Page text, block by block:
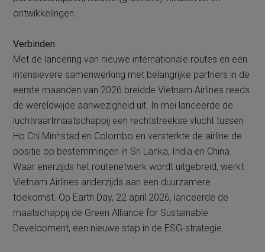
ontwikkelingen.
Verbinden
Met de lancering van nieuwe internationale routes en een
intensievere samenwerking met belangrijke partners in de
eerste maanden van 2026 breidde Vietnam Airlines reeds
de wereldwijde aanwezigheid uit. In mei lanceerde de
luchtvaartmaatschappij een rechtstreekse vlucht tussen
Ho Chi Minhstad en Colombo en versterkte de airline de
positie op bestemmingen in Sri Lanka, India en China.
Waar enerzijds het routenetwerk wordt uitgebreid, werkt
Vietnam Airlines anderzijds aan een duurzamere
toekomst. Op Earth Day, 22 april 2026, lanceerde de
maatschappij de Green Alliance for Sustainable
Development, een nieuwe stap in de ESG-strategie.